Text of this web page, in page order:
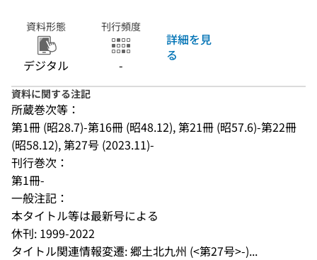
資料形態
デジタル
刊行頻度
-
詳細を見
る
資料に関する注記
所蔵巻次等：
第1冊 (昭28.7)-第16冊 (昭48.12), 第21冊 (昭57.6)-第22冊
(昭58.12), 第27号 (2023.11)-
刊行巻次：
第1冊-
一般注記：
本タイトル等は最新号による
休刊: 1999-2022
タイトル関連情報変遷: 郷土北九州 (<第27号>-)...